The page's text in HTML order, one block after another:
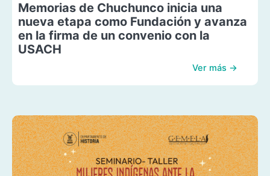
Memorias de Chuchunco inicia una
nueva etapa como Fundación y avanza
en la firma de un convenio con la
USACH
Ver más →